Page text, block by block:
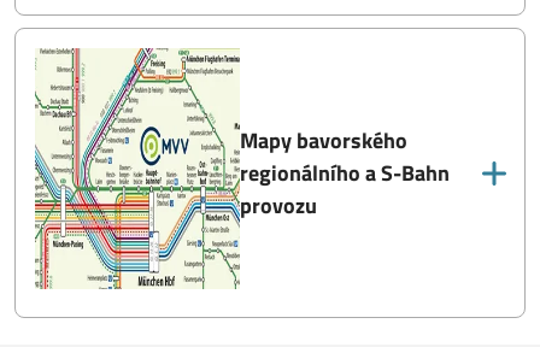
Mapy bavorského
regionálního a S-Bahn
provozu